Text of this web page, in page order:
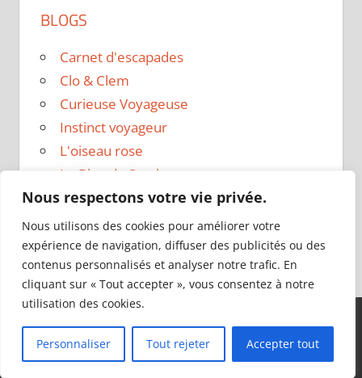
Nous respectons votre vie privée.
Nous utilisons des cookies pour améliorer votre
expérience de navigation, diffuser des publicités ou des
contenus personnalisés et analyser notre trafic. En
cliquant sur « Tout accepter », vous consentez à notre
utilisation des cookies.
Personnaliser Tout rejeter Accepter tout
BLOGS
Carnet d'escapades
Clo & Clem
Curieuse Voyageuse
Instinct voyageur
L'oiseau rose
Le Blog de Sarah
Le sac a dos
Madame Oreille
Voyages et Vagabondages
Thème WordPress : Tortuga par ThemeZee.